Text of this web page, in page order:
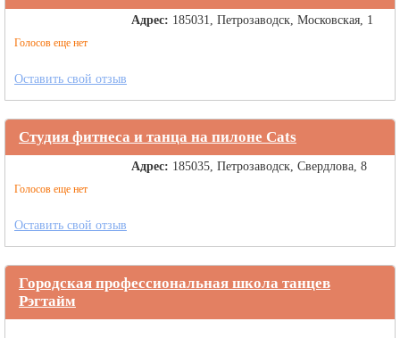
Голосов еще нет
Адрес: 185031, Петрозаводск, Московская, 1
Оставить свой отзыв
Студия фитнеса и танца на пилоне Cats
Голосов еще нет
Адрес: 185035, Петрозаводск, Свердлова, 8
Оставить свой отзыв
Городская профессиональная школа танцев
Рэгтайм